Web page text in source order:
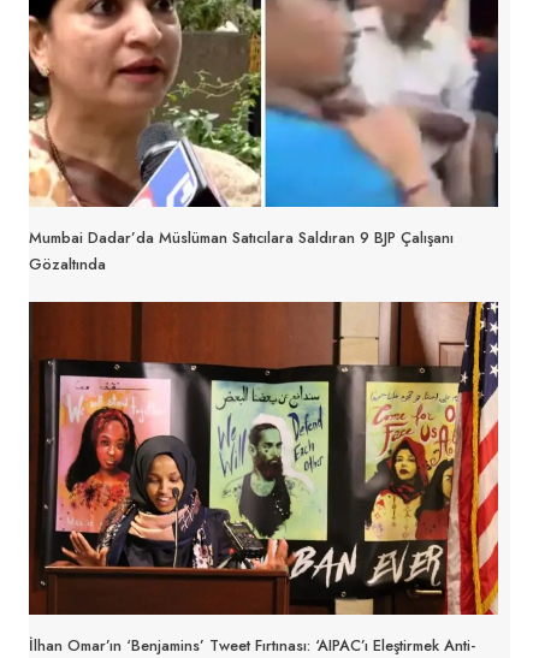
Mumbai Dadar’da Müslüman Satıcılara Saldıran 9 BJP Çalışanı
Gözaltında
İlhan Omar’ın ‘Benjamins’ Tweet Fırtınası: ‘AIPAC’ı Eleştirmek Anti-